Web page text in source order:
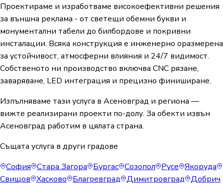
Проектираме и изработваме високоефективни решения
за външна реклама - от светещи обемни букви и
монументални табели до билбордове и покривни
инсталации. Всяка конструкция е инженерно оразмерена
за устойчивост, атмосферни влияния и 24/7 видимост.
Собственото ни производство включва CNC рязане,
заваряване, LED интеграция и прецизно финиширане.
Изпълняваме тази услуга в Асеновград и региона —
вижте реализирани проекти по-долу. За обекти извън
Асеновград работим в цялата страна.
Същата услуга в други градове
София Стара Загора Бургас Созопол Русе Якоруда
Свищов Хасково Благоевград Димитровград Добрич